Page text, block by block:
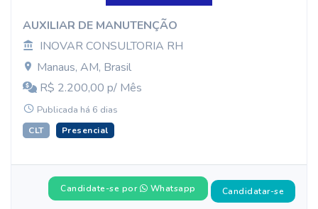
AUXILIAR DE MANUTENÇÃO
INOVAR CONSULTORIA RH
Manaus, AM, Brasil
R$ 2.200,00 p/ Mês
Publicada há 6 dias
CLT Presencial
Candidate-se por Whatsapp Candidatar-se